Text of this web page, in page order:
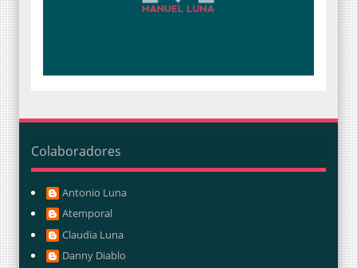
Colaboradores
Antonio Luna
Atemporal
Claudia Luna
Danny Diablo